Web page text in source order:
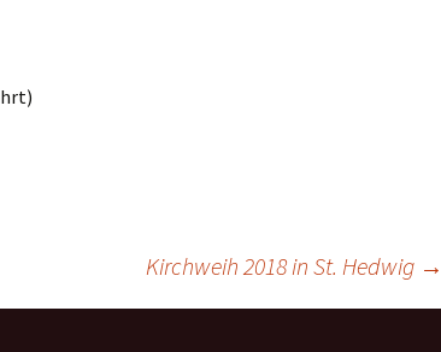
Vereinsring Griesheim
Kirchweih 2018 in St. Hedwig →